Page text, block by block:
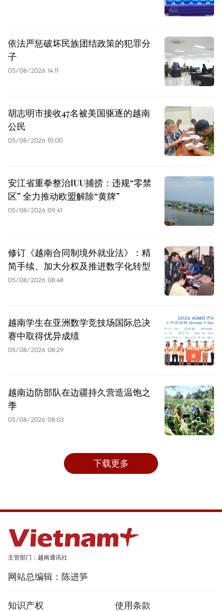
依法严惩破坏民族团结政策的犯罪分
子
05/08/2026 14:11
胡志明市接收47名被美国驱逐的越南
公民
05/08/2026 10:00
安江省重拳整治IUU捕捞：违规“零禁
区” 全力推动欧盟解除“黄牌”
05/08/2026 09:41
修订《越南合同制境外就业法》：精
简手续、加大分权及推进数字化转型
05/08/2026 08:48
越南学生在亚洲数学竞技场国际总决
赛中取得优异成绩
05/08/2026 08:29
越南边防部队在边疆持久营造温饱之
季
05/08/2026 08:03
下载更多
主管部门：越南通讯社
网站总编辑：陈进笋
知识产权 使用条款